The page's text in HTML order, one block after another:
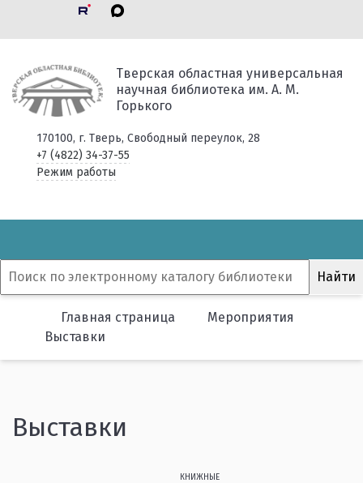
Тверская областная универсальная
научная библиотека им. А. М.
Горького
170100, г. Тверь, Свободный переулок, 28
+7 (4822) 34-37-55
Режим работы
Главная страница
Мероприятия
Выставки
Выставки
КНИЖНЫЕ